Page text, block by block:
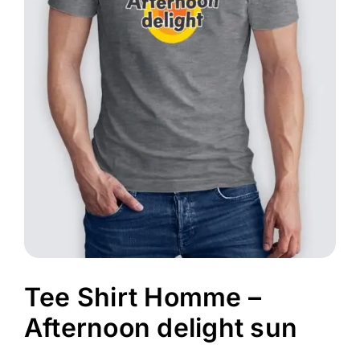
Tee Shirt Homme –
Afternoon delight sun